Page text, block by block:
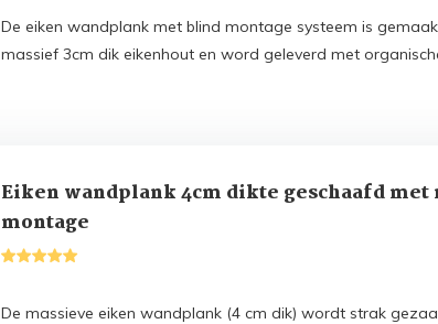
De eiken wandplank met blind montage systeem is
massief 3cm dik eikenhout en word geleverd met
Eiken wandplank 4cm dikte geschaafd met
montage
De massieve eiken wandplank (4 cm dik) wordt strak